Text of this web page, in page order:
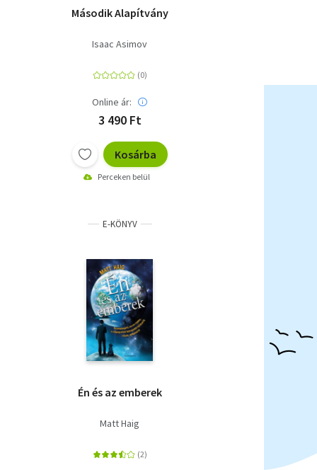
Második Alapítvány
Isaac Asimov
Online ár:
3 490 Ft
Kosárba
Perceken belül
E-KÖNYV
Én és az emberek
Matt Haig